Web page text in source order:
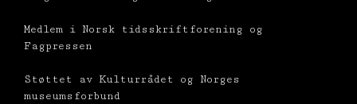
Medlem i Norsk tidsskriftforening og
Fagpressen
Støttet av Kulturrådet og Norges
museumsforbund